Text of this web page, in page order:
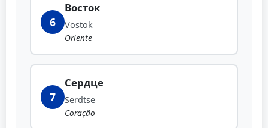
6
Восток
Vostok
Oriente
7
Сердце
Serdtse
Coração